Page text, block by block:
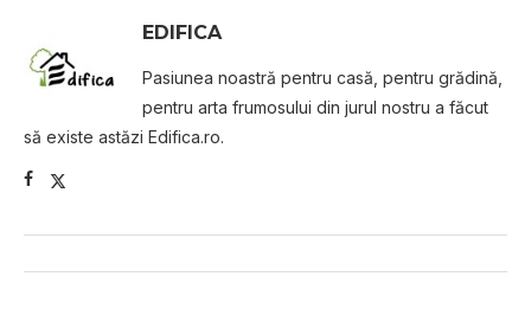
EDIFICA
Pasiunea noastră pentru casă, pentru grădină,
pentru arta frumosului din jurul nostru a făcut
să existe astăzi Edifica.ro.